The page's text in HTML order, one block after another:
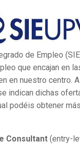
de Empleo
que encajan en
en nuestro centro. A
indican dichas
podéis obtener más
Consultant (entry-